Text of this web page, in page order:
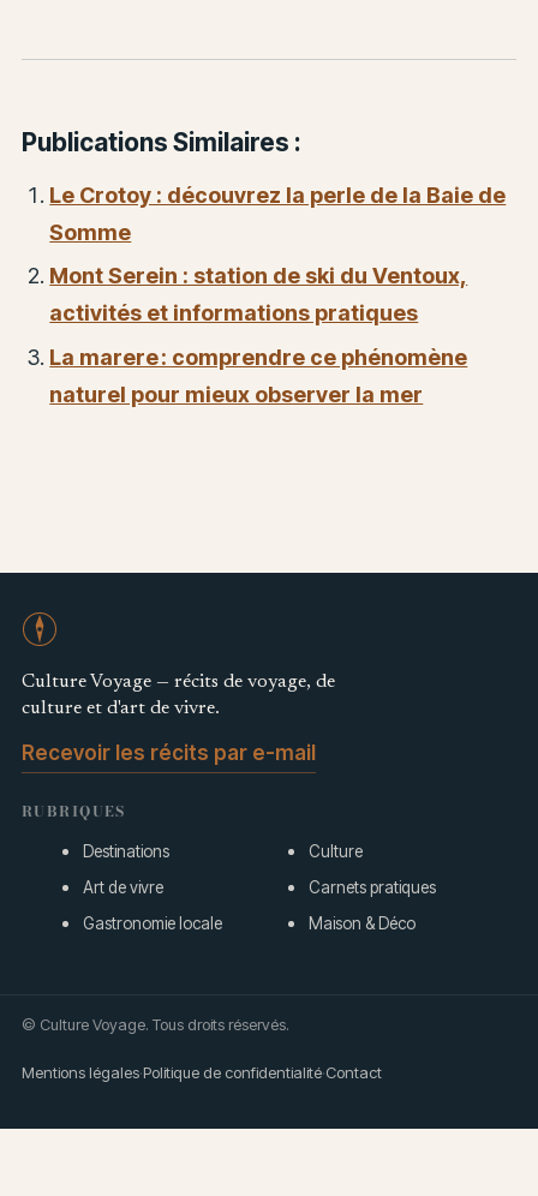
Publications Similaires :
Le Crotoy : découvrez la perle de la Baie de
Somme
Mont Serein : station de ski du Ventoux,
activités et informations pratiques
La marere : comprendre ce phénomène
naturel pour mieux observer la mer
Culture Voyage — récits de voyage, de
culture et d'art de vivre.
Recevoir les récits par e-mail
RUBRIQUES
Destinations
Culture
Art de vivre
Carnets pratiques
Gastronomie locale
Maison & Déco
© Culture Voyage. Tous droits réservés.
Mentions légales·Politique de confidentialité·Contact